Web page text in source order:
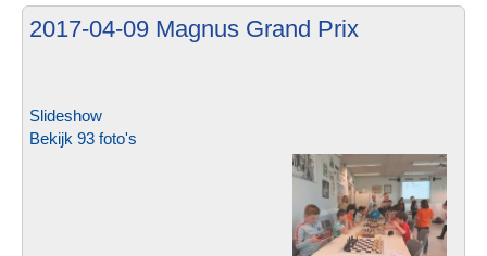
2017-04-09 Magnus Grand Prix
Slideshow
Bekijk 93 foto's